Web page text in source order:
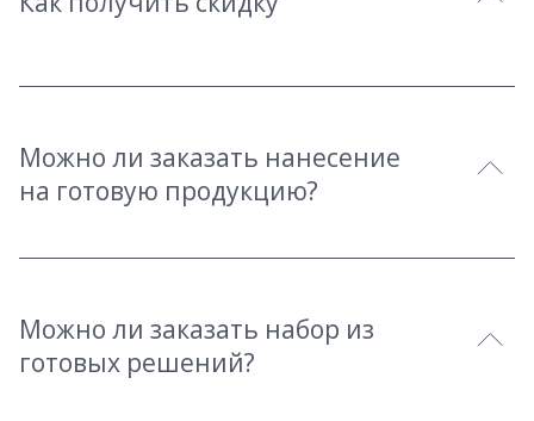
Можно ли заказать нанесение
на готовую продукцию?
Можно ли заказать набор из
готовых решений?